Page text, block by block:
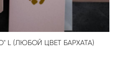
L (ЛЮБОЙ ЦВЕТ БАРХАТА)